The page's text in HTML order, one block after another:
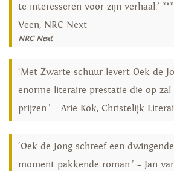
te interesseren voor zijn verhaal.’
Veen, NRC Next
NRC Next
‘Met Zwarte schuur levert Oek de
enorme literaire prestatie die op zal
prijzen.’ – Arie Kok, Christelijk
‘Oek de Jong schreef een
moment pakkende roman.’ – Jan